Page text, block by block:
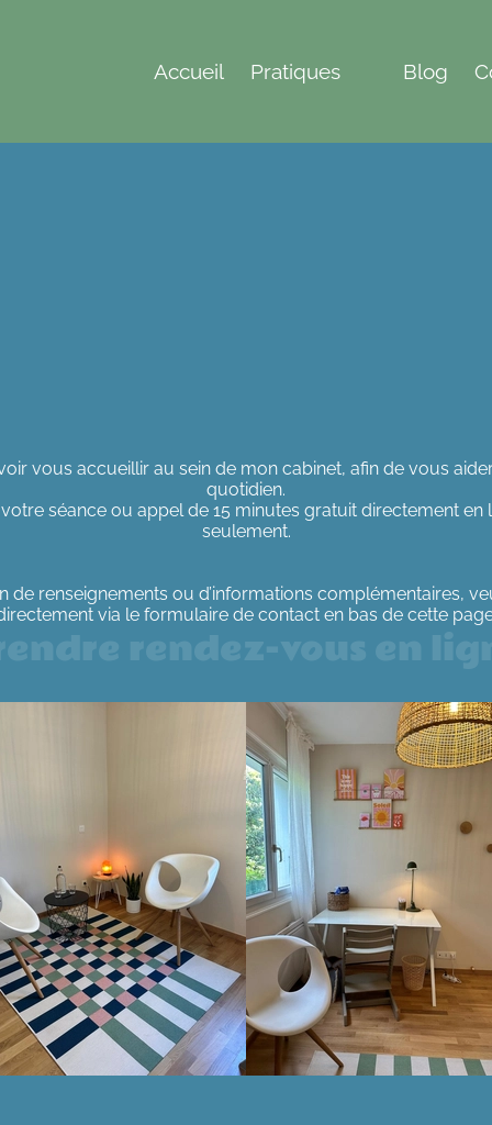
Accueil Pratiques Blog
vous accueillir au sein de mon cabinet, afin de vous
quotidien.
séance ou appel de 15 minutes gratuit directement en
seulement.
de renseignements ou d’informations complémentaires,
via le formulaire de contact en bas de cette